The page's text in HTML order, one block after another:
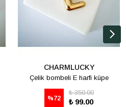
CHARMLUCKY
Çelik bombeli E harfi küpe
%72
₺ 350.00
₺ 99.00